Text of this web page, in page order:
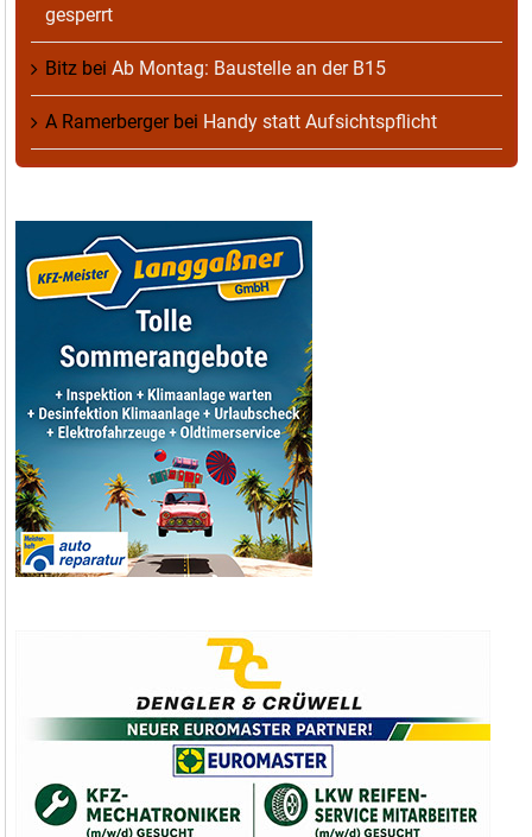
gesperrt
Bitz bei Ab Montag: Baustelle an der B15
A Ramerbergerbei Handy statt Aufsichtspflicht